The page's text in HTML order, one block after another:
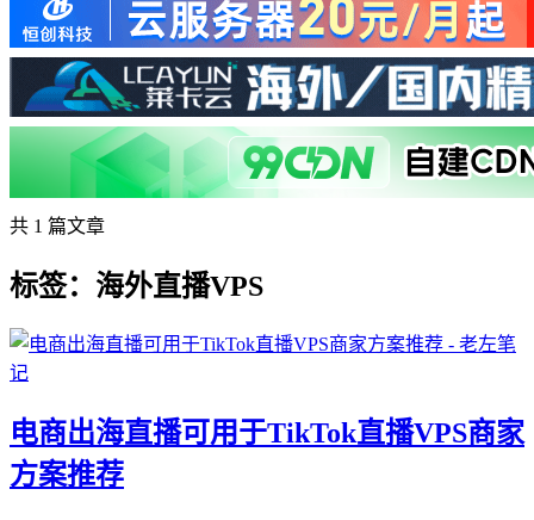
共 1 篇文章
标签：海外直播VPS
电商出海直播可用于TikTok直播VPS商家
方案推荐